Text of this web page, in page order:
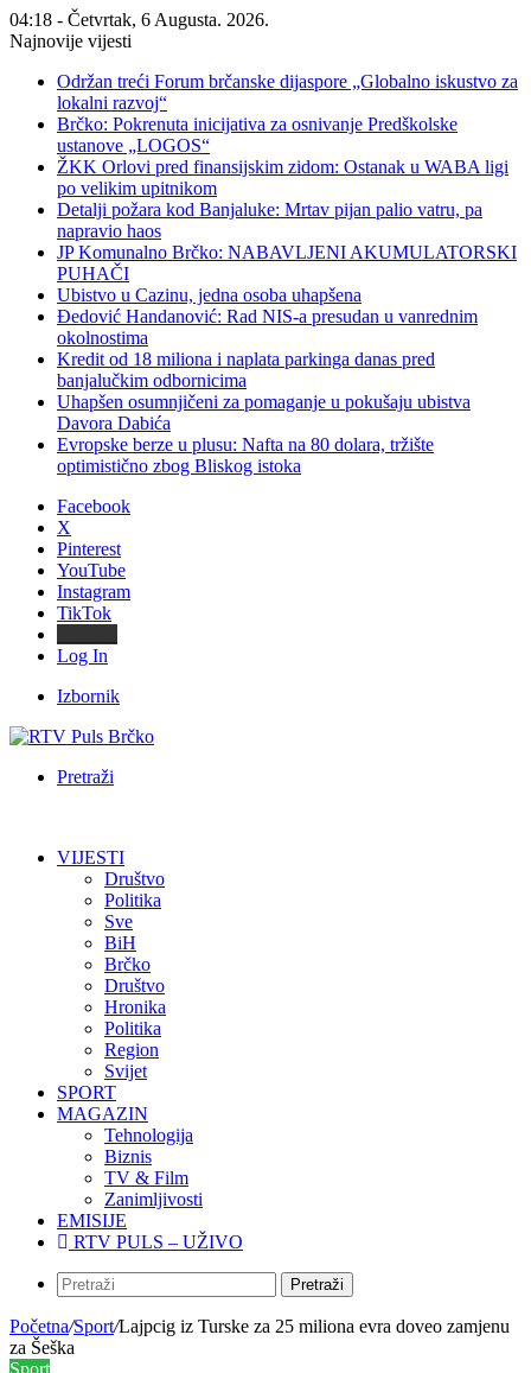
04:18 - Četvrtak, 6 Augusta. 2026.
Najnovije vijesti
Održan treći Forum brčanske dijaspore „Globalno iskustvo za
lokalni razvoj“
Brčko: Pokrenuta inicijativa za osnivanje Predškolske
ustanove „LOGOS“
ŽKK Orlovi pred finansijskim zidom: Ostanak u WABA ligi
po velikim upitnikom
Detalji požara kod Banjaluke: Mrtav pijan palio vatru, pa
napravio haos
JP Komunalno Brčko: NABAVLJENI AKUMULATORSKI
PUHAČI
Ubistvo u Cazinu, jedna osoba uhapšena
Đedović Handanović: Rad NIS-a presudan u vanrednim
okolnostima
Kredit od 18 miliona i naplata parkinga danas pred
banjalučkim odbornicima
Uhapšen osumnjičeni za pomaganje u pokušaju ubistva
Davora Dabića
Evropske berze u plusu: Nafta na 80 dolara, tržište
optimistično zbog Bliskog istoka
Facebook
X
Pinterest
YouTube
Instagram
TikTok
Log In
Izbornik
Pretraži
VIJESTI
Društvo
Politika
Sve
BiH
Brčko
Društvo
Hronika
Politika
Region
Svijet
SPORT
MAGAZIN
Tehnologija
Biznis
TV & Film
Zanimljivosti
EMISIJE
RTV PULS – UŽIVO
Pretraži
Početna/Sport/Lajpcig iz Turske za 25 miliona evra doveo zamjenu
za Šeška
Sport